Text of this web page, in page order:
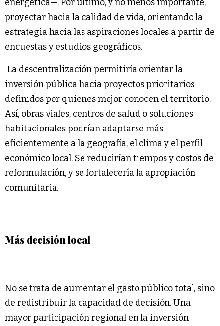
energética—. Por último, y no menos importante,
proyectar hacia la calidad de vida, orientando la
estrategia hacia las aspiraciones locales a partir de
encuestas y estudios geográficos.
La descentralización permitiría orientar la
inversión pública hacia proyectos prioritarios
definidos por quienes mejor conocen el territorio.
Así, obras viales, centros de salud o soluciones
habitacionales podrían adaptarse más
eficientemente a la geografía, el clima y el perfil
económico local. Se reducirían tiempos y costos de
reformulación, y se fortalecería la apropiación
comunitaria.
Más decisión local
No se trata de aumentar el gasto público total, sino
de redistribuir la capacidad de decisión. Una
mayor participación regional en la inversión